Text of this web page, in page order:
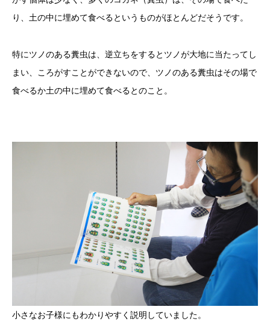
り、土の中に埋めて食べるというものがほとんどだそうです。
特にツノのある糞虫は、逆立ちをするとツノが大地に当たってし
まい、ころがすことができないので、ツノのある糞虫はその場で
食べるか土の中に埋めて食べるとのこと。
小さなお子様にもわかりやすく説明していました。